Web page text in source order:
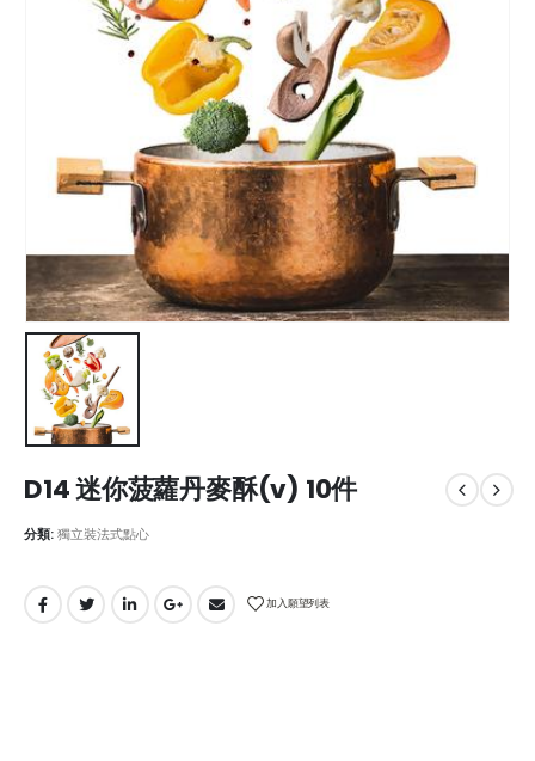
D14 迷你菠蘿丹麥酥(v) 10件
分類:獨立裝法式點心
加入願望列表